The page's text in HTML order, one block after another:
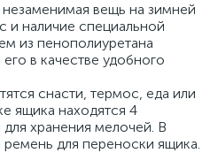
вещь на зимней
и наличие специальной
из пенополиуретана
в качестве удобного
снасти, термос, еда или
ящика находятся 4
хранения мелочей. В
для переноски ящика.